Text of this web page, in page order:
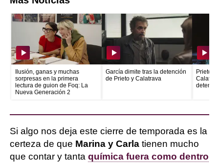
Ilusión, ganas y muchas
sorpresas en la primera
lectura de guion de Foq: La
Nueva Generación 2
García dimite tras la detención
de Prieto y Calatrava
Prieto
Si algo nos deja este cierre de temporada es la
certeza de que Marina y Carla tienen mucho
que contar y tanta química fuera como dentro